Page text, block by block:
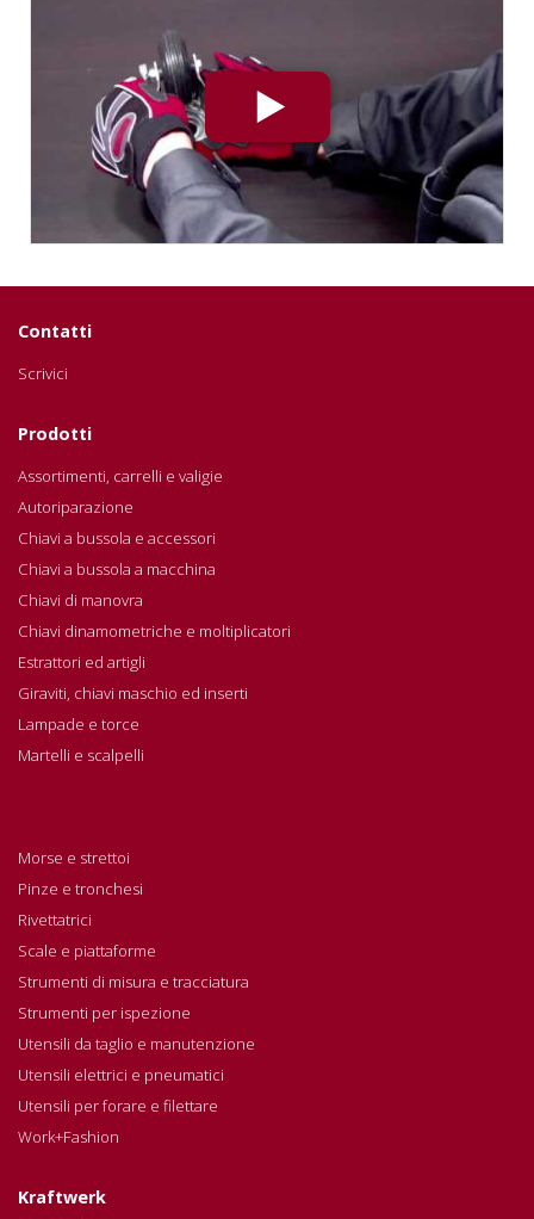
Contatti
Scrivici
Prodotti
Assortimenti, carrelli e valigie
Autoriparazione
Chiavi a bussola e accessori
Chiavi a bussola a macchina
Chiavi di manovra
Chiavi dinamometriche e moltiplicatori
Estrattori ed artigli
Giraviti, chiavi maschio ed inserti
Lampade e torce
Martelli e scalpelli
Morse e strettoi
Pinze e tronchesi
Rivettatrici
Scale e piattaforme
Strumenti di misura e tracciatura
Strumenti per ispezione
Utensili da taglio e manutenzione
Utensili elettrici e pneumatici
Utensili per forare e filettare
Work+Fashion
Kraftwerk